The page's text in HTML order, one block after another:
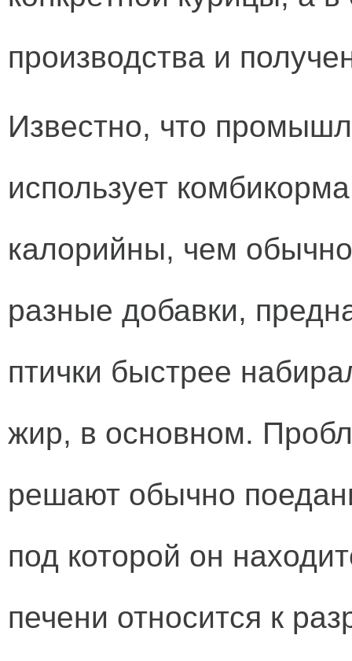
производства и
Известно, что
использует
калорийны, чем
разные добавки,
птички быстрее
жир, в основном.
решают обычно
под которой он
печени относится к